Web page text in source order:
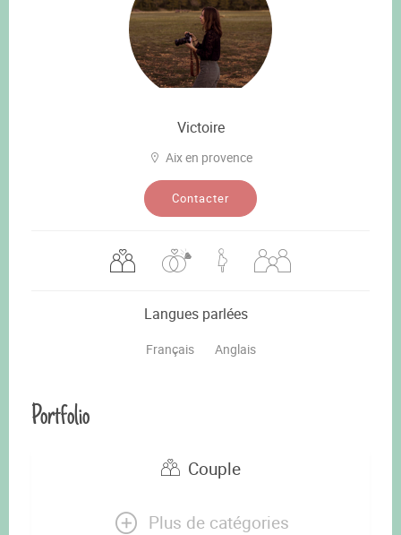
Victoire
Aix en provence
Contacter
Langues parlées
Français Anglais
Portfolio
Couple
Plus de catégories